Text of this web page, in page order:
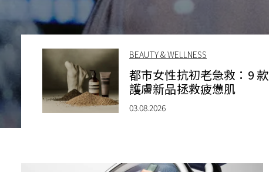
BEAUTY & WELLNESS
都市女性抗初老急救：9 款
護膚新品拯救疲憊肌
03.08.2026